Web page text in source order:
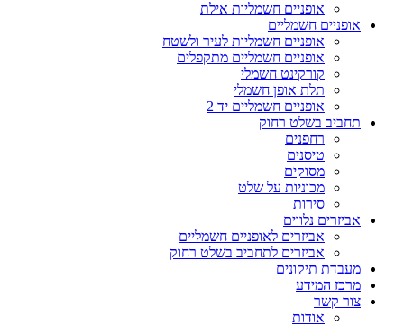
אופניים חשמליות אילת
אופניים חשמליים
אופניים חשמליות לעיר ולשטח
אופניים חשמליים מתקפלים
קורקינט חשמלי
תלת אופן חשמלי
אופניים חשמליים יד 2
תחביב בשלט רחוק
רחפנים
טיסנים
מסוקים
מכוניות על שלט
סירות
אביזרים נלווים
אביזרים לאופניים חשמליים
אביזרים לתחביב בשלט רחוק
מעבדת תיקונים
מרכז המידע
צור קשר
אודות